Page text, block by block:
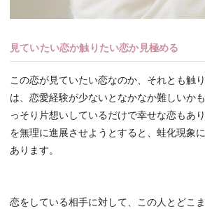
見ていたい恋か触りたい恋か見極める
この恋が見ていたい恋なのか、それとも触
は、恋愛経験が少ないとなかなか難しいか
っそり片想いしているだけで幸せな恋もあ
を無理に進展させようとすると、蛙化現象
あります。
恋をしている相手に対して、この人とどこ